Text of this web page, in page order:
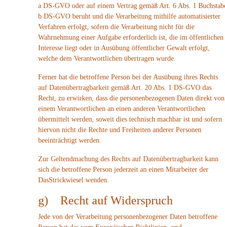
a DS-GVO oder auf einem Vertrag gemäß Art. 6 Abs. 1
b DS-GVO beruht und die Verarbeitung mithilfe automatisierter
Verfahren erfolgt, sofern die Verarbeitung nicht für die
Wahrnehmung einer Aufgabe erforderlich ist, die im öffentlichen
Interesse liegt oder in Ausübung öffentlicher Gewalt erfolgt,
welche dem Verantwortlichen übertragen wurde.
Ferner hat die betroffene Person bei der Ausübung ihres Rechts
auf Datenübertragbarkeit gemäß Art. 20 Abs. 1 DS-GVO das
Recht, zu erwirken, dass die personenbezogenen Daten direkt von
einem Verantwortlichen an einen anderen Verantwortlichen
übermittelt werden, soweit dies technisch machbar ist und sofern
hiervon nicht die Rechte und Freiheiten anderer Personen
beeinträchtigt werden.
Zur Geltendmachung des Rechts auf Datenübertragbarkeit kann
sich die betroffene Person jederzeit an einen Mitarbeiter der
DasStrickwiesel wenden.
g) Recht auf Widerspruch
Jede von der Verarbeitung personenbezogener Daten betroffene